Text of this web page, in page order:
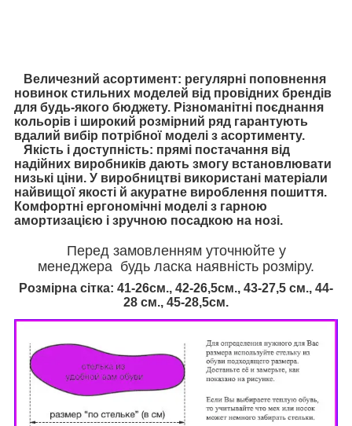
Величезний асортимент: регулярні поповнення
новинок стильних моделей від провідних брендів
для будь-якого бюджету. Різноманітні поєднання
кольорів і широкий розмірний ряд гарантують
вдалий вибір потрібної моделі з асортименту.
Якість і доступність: прямі постачання від
надійних виробників дають змогу встановлювати
низькі ціни. У виробництві використані матеріали
найвищої якості й акуратне вироблення пошиття.
Комфортні ергономічні моделі з гарною
амортизацією і зручною посадкою на нозі.
Перед замовленням уточнюйте у
менеджера будь ласка наявність розміру.
Розмірна сітка: 41-26см., 42-26,5см., 43-27,5 см., 44-
28 см., 45-28,5см.